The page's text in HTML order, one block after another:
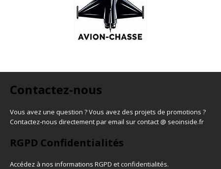
Contactez-nous
Vous avez une question ? Vous avez des projets de promotions ?
Contactez-nous directement par email sur contact @ seoinside.fr
RGPD Confidentialités
Accédez à nos informations RGPD et confidentialités.